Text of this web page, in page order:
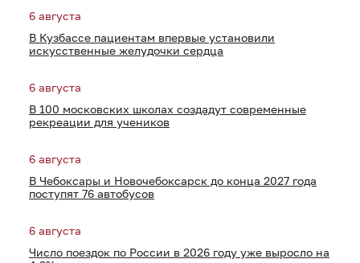
6 августа
В Кузбассе пациентам впервые установили
искусственные желудочки сердца
6 августа
В 100 московских школах создадут современные
рекреации для учеников
6 августа
В Чебоксары и Новочебоксарск до конца 2027 года
поступят 76 автобусов
6 августа
Число поездок по России в 2026 году уже выросло на